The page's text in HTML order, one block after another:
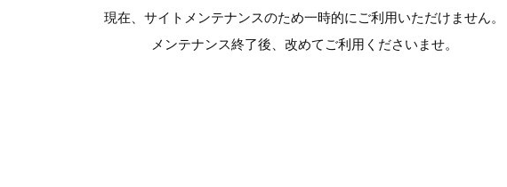
現在、サイトメンテナンスのため一時的にご利用いただけません。
メンテナンス終了後、改めてご利用くださいませ。